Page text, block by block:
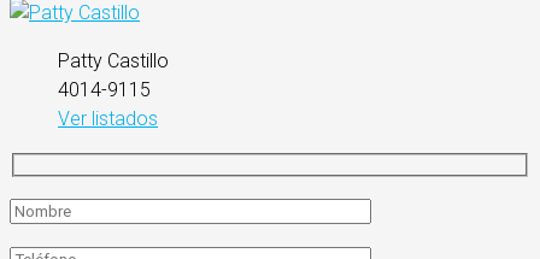
Patty Castillo
4014-9115
Ver listados